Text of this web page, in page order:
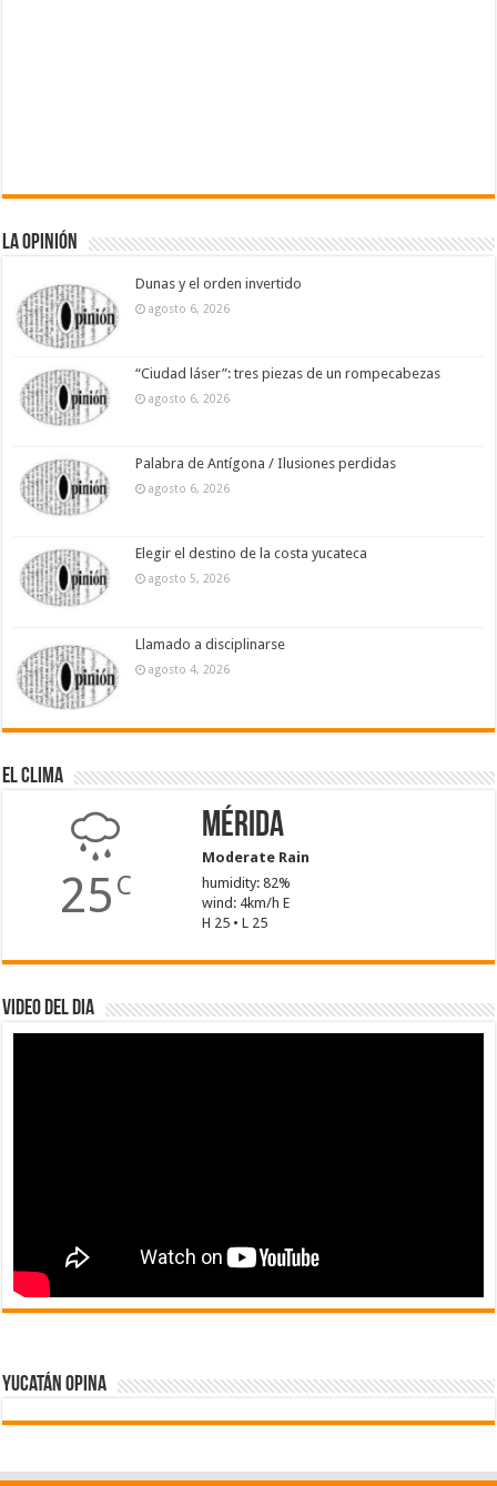
La Opinión
Dunas y el orden invertido
agosto 6, 2026
“Ciudad láser”: tres piezas de un rompecabezas
agosto 6, 2026
Palabra de Antígona / Ilusiones perdidas
agosto 6, 2026
Elegir el destino de la costa yucateca
agosto 5, 2026
Llamado a disciplinarse
agosto 4, 2026
El Clima
25 C
Mérida
Moderate Rain
humidity: 82%
wind: 4km/h E
H 25 • L 25
Video del dia
Yucatán Opina